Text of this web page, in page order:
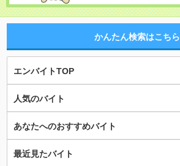
かんたん検索はこちら
エンバイトTOP
人気のバイト
あなたへのおすすめバイト
最近見たバイト